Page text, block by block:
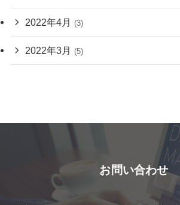
2022年4月 (3)
2022年3月 (5)
お問い合わせ